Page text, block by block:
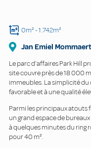
0m²- 1.742m²
Jan Emiel
Le parc d'affaires Park Hill
site couvre près de 18 000
immeubles. La simplicité du
favorable et à une qualité
Parmi les principaux atouts
un grand espace de
à quelques minutes du ring
pour 40 m².